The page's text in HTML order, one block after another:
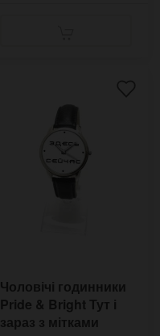
Чоловічі годинники
Pride & Bright Тут і
зараз з мітками